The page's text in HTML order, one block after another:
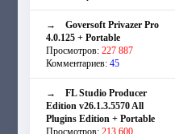
→ Goversoft Privazer Pro
4.0.125 + Portable
Просмотров: 227 887
Комментариев: 45
→ FL Studio Producer
Edition v26.1.3.5570 All
Plugins Edition + Portable
Просмотров: 213 600